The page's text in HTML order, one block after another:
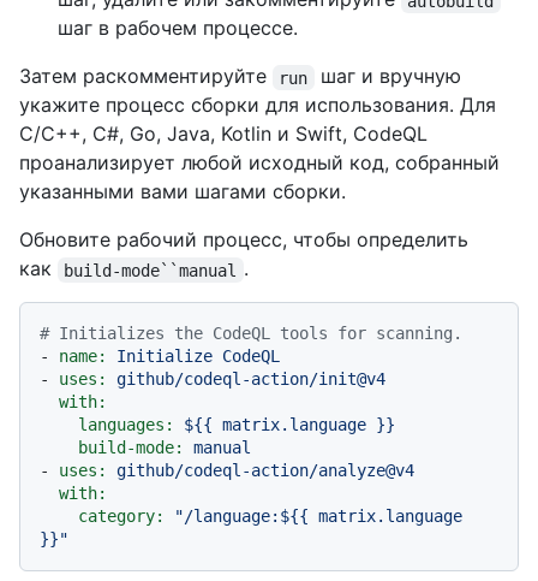
шаг в рабочем процессе.
Затем раскомментируйте
run
шаг и вручную
укажите процесс сборки для использования. Для
C/C++, C#, Go, Java, Kotlin и Swift, CodeQL
проанализирует любой исходный код, собранный
указанными вами шагами сборки.
Обновите рабочий процесс, чтобы определить
как
build-mode``manual .
# Initializes the CodeQL tools for scanning.
-
name: Initialize CodeQL
-
uses:
github/codeql-action/init@v4
with:
languages:
${{ matrix.language }}
build-mode:
manual
-
uses:
github/codeql-action/analyze@v4
with:
category:
"/language:${{ matrix.language
}}"